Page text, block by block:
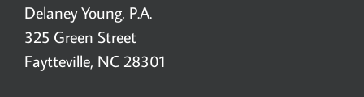
Delaney Young, P.A.
325 Green Street
Faytteville, NC 28301